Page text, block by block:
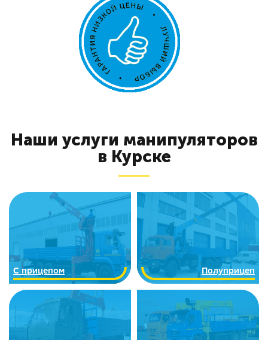
Наши услуги манипуляторов
в Курске
C прицепом Полуприцеп